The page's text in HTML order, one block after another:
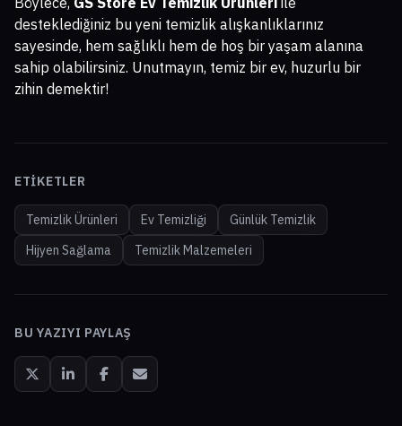
desteklediğiniz bu yeni temizlik alışkanlıklarınız
sayesinde, hem sağlıklı hem de hoş bir yaşam alanına
sahip olabilirsiniz. Unutmayın, temiz bir ev, huzurlu bir
zihin demektir!
ETIKETLER
Temizlik Ürünleri Ev Temizliği
Günlük Temizlik
Hijyen Sağlama
Temizlik Malzemeleri
BU YAZIYI PAYLAŞ